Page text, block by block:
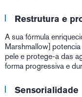
Restrutura e
A sua fórmula
Marshmallow]
pele e protege-a das
forma progressiva e
Sensorialidade